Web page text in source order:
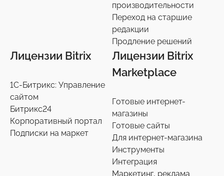
производительности
Переход на старшие
редакции
Продление решений
Лицензии Bitrix
1С-Битрикс: Управление
сайтом
Битрикс24
Корпоративный портал
Подписки на маркет
Лицензии Bitrix
Marketplace
Готовые интернет-
магазины
Готовые сайты
Для интернет-магазина
Инструменты
Интеграция
Маркетинг, реклама